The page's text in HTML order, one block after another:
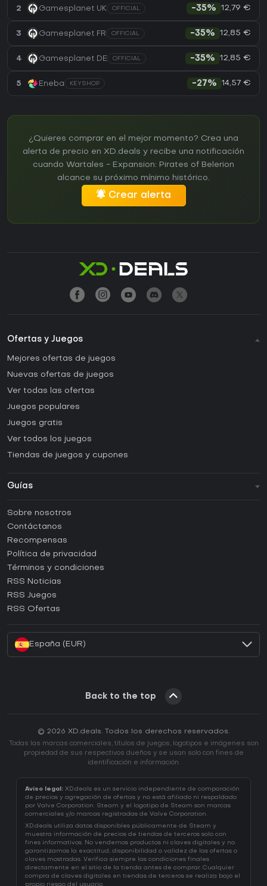
2 Gamesplanet UK OFFICIAL -35% 12,79 €
3 Gamesplanet FR OFFICIAL -35% 12,85 €
4 Gamesplanet DE OFFICIAL -35% 12,85 €
5 Eneba KEYSHOP -27% 14,57 €
¿Quieres comprar en el mejor momento? Crea una
alerta de precio en XD.deals y recibe una notificación
cuando Wartales - Expansion: Pirates of Belerion
alcance su próximo mínimo histórico.
Crear alerta
Ofertas y Juegos
Mejores ofertas de juegos
Nuevas ofertas de juegos
Ver todas las ofertas
Juegos populares
Juegos gratis
Ver todos los juegos
Tiendas de juegos y cupones
Guías
Guías y tutoriales
¿Cómo activar una CD Key de Steam?
¿Cómo activar una CD Key de Epic Games?
¿Cómo activar una CD Key de GOG?
¿Cómo activar una CD Key de Ubisoft Connect?
Sobre nosotros
Contáctanos
Recompensas
Política de privacidad
Términos y condiciones
RSS Noticias
RSS Juegos
RSS Ofertas
España (EUR)
Back to the top
© 2026 XD.deals. Todos los derechos reservados.
Todas las marcas comerciales, títulos de juegos, logotipos e imágenes son
propiedad de sus respectivos dueños y se usan solo con fines de
identificación e información.
Aviso legal: XD.deals es un servicio independiente de comparación
de precios y agregación de ofertas y no está afiliado ni respaldado
por Valve Corporation. Steam y el logotipo de Steam son marcas
comerciales y/o marcas registradas de Valve Corporation.
XD.deals utiliza datos disponibles públicamente de Steam y
muestra información de precios de tiendas de terceros solo con
fines informativos. No vendemos productos ni claves digitales y no
garantizamos la exactitud, disponibilidad o validez de las ofertas o
claves mostradas. Verifica siempre las condiciones finales
directamente en el sitio de la tienda antes de comprar. Cualquier
compra de claves digitales en tiendas de terceros se realiza bajo el
propio riesgo del usuario.